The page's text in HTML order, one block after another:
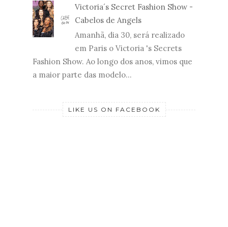
Victoria´s Secret Fashion Show -
Cabelos de Angels
Amanhã, dia 30, será realizado
em Paris o Victoria 's Secrets
Fashion Show. Ao longo dos anos, vimos que
a maior parte das modelo...
LIKE US ON FACEBOOK